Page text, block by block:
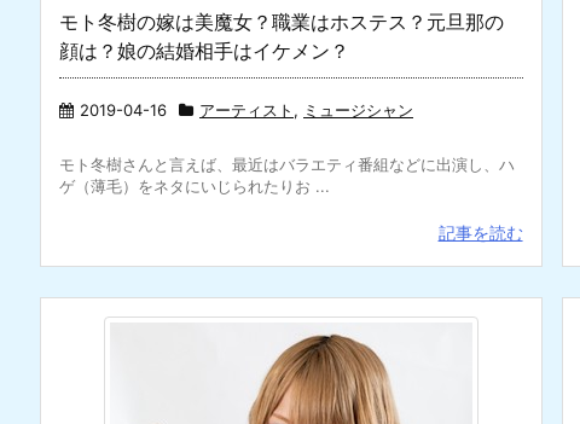
モト冬樹の嫁は美魔女？職業はホステス？元旦那の
顔は？娘の結婚相手はイケメン？
2019-04-16 アーティスト , ミュージシャン
モト冬樹さんと言えば、最近はバラエティ番組などに出演し、ハ
ゲ（薄毛）をネタにいじられたりお ...
記事を読む